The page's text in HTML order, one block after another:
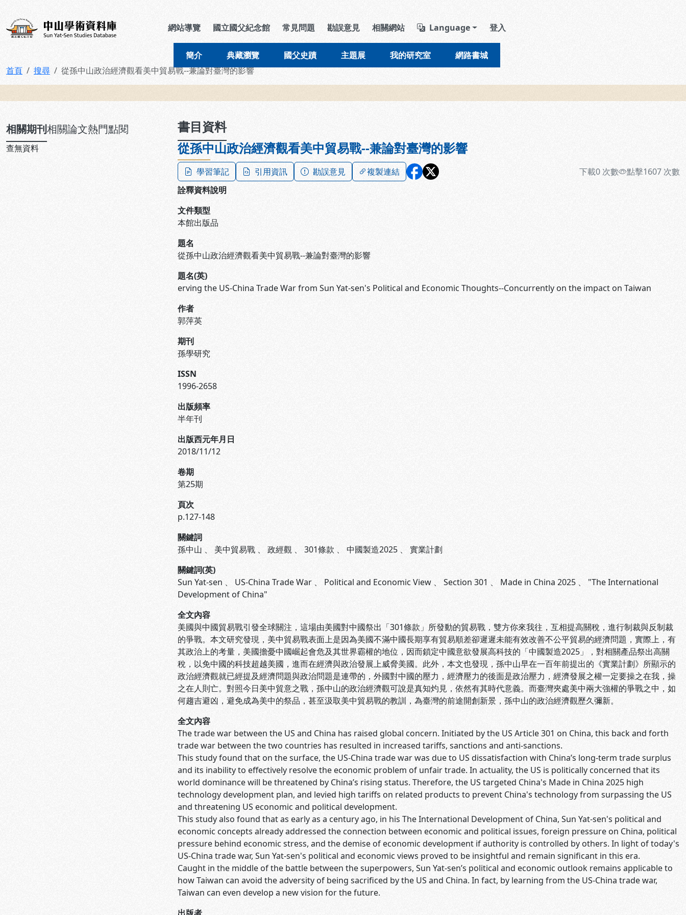
中山學術資料庫 導覽列區塊
網站導覽 國立國父紀念館 常見問題 勘誤意見 相關網站 Language 登入
簡介 典藏瀏覽 國父史蹟 主題展 我的研究室 網路書城
首頁 搜尋 從孫中山政治經濟觀看美中貿易戰--兼論對臺灣的影響
相關期刊相關論文熱門點閱
查無資料
書目資料
從孫中山政治經濟觀看美中貿易戰--兼論對臺灣的影響
學習筆記 引用資訊 勘誤意見 複製連結 下載0 次數 點擊1607 次數
詮釋資料說明
文件類型
本館出版品
題名
從孫中山政治經濟觀看美中貿易戰--兼論對臺灣的影響
題名(英)
erving the US-China Trade War from Sun Yat-sen's Political and Economic Thoughts--Concurrently on the impact on Taiwan
作者
郭萍英
期刊
孫學研究
ISSN
1996-2658
出版頻率
半年刊
出版西元年月日
2018/11/12
卷期
第25期
頁次
p.127-148
關鍵詞
孫中山 、 美中貿易戰 、 政經觀 、 301條款 、 中國製造2025 、 實業計劃
關鍵詞(英)
Sun Yat-sen 、 US-China Trade War 、 Political and Economic View 、 Section 301 、 Made in China 2025 、 "The International
Development of China"
全文內容
美國與中國貿易戰引發全球關注，這場由美國對中國祭出「301條款」所發動的貿易戰，雙方你來我往，互相提高關稅，進行制裁與反制裁
的爭戰。本文研究發現，美中貿易戰表面上是因為美國不滿中國長期享有貿易順差卻遲遲未能有效改善不公平貿易的經濟問題，實際上，有
其政治上的考量，美國擔憂中國崛起會危及其世界霸權的地位，因而鎖定中國意欲發展高科技的「中國製造2025」，對相關產品祭出高關
稅，以免中國的科技超越美國，進而在經濟與政治發展上威脅美國。此外，本文也發現，孫中山早在一百年前提出的《實業計劃》所顯示的
政治經濟觀就已經提及經濟問題與政治問題是連帶的，外國對中國的壓力，經濟壓力的後面是政治壓力，經濟發展之權一定要操之在我，操
之在人則亡。對照今日美中貿意之戰，孫中山的政治經濟觀可說是真知灼見，依然有其時代意義。而臺灣夾處美中兩大強權的爭戰之中，如
何趨吉避凶，避免成為美中的祭品，甚至汲取美中貿易戰的教訓，為臺灣的前途開創新景，孫中山的政治經濟觀歷久彌新。
全文內容
The trade war between the US and China has raised global concern. Initiated by the US Article 301 on China, this back and forth
trade war between the two countries has resulted in increased tariffs, sanctions and anti-sanctions.
This study found that on the surface, the US-China trade war was due to US dissatisfaction with China’s long-term trade surplus
and its inability to effectively resolve the economic problem of unfair trade. In actuality, the US is politically concerned that its
world dominance will be threatened by China’s rising status. Therefore, the US targeted China's Made in China 2025 high
technology development plan, and levied high tariffs on related products to prevent China's technology from surpassing the US
and threatening US economic and political development.
This study also found that as early as a century ago, in his The International Development of China, Sun Yat-sen's political and
economic concepts already addressed the connection between economic and political issues, foreign pressure on China, political
pressure behind economic stress, and the demise of economic development if authority is controlled by others. In light of today's
US-China trade war, Sun Yat-sen's political and economic views proved to be insightful and remain significant in this era.
Caught in the middle of the battle between the superpowers, Sun Yat-sen’s political and economic outlook remains applicable to
how Taiwan can avoid the adversity of being sacrificed by the US and China. In fact, by learning from the US-China trade war,
Taiwan can even develop a new vision for the future.